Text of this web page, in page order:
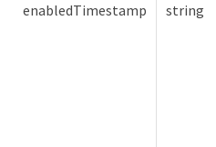
enabledTimestamp string